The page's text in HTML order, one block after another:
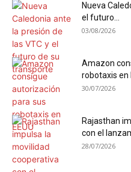
Nueva
el futuro...
03/08/2026
Amazon
robotaxis en
30/07/2026
Rajasthan
con el
28/07/2026